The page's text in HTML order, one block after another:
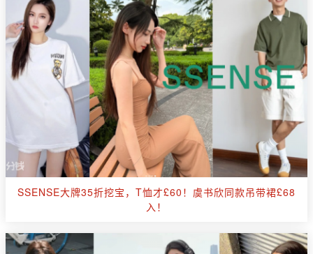
SSENSE大牌35折挖宝，T恤才£60！虞书欣同款吊带裙£68
入！